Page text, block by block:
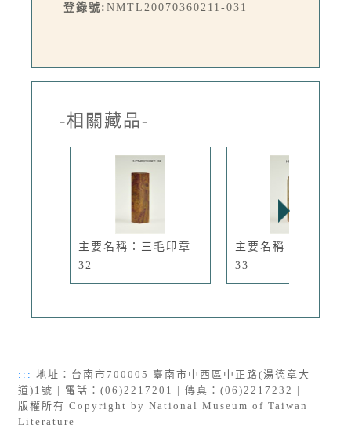
登錄號: NMTL20070360211-031
-相關藏品-
主要名稱：三毛印章
32
主要名稱：三毛印章
33
::: 地址：台南市700005 臺南市中西區中正路(湯德章大
道)1號 | 電話：(06)2217201 | 傳真：(06)2217232 |
版權所有 Copyright by National Museum of Taiwan
Literature